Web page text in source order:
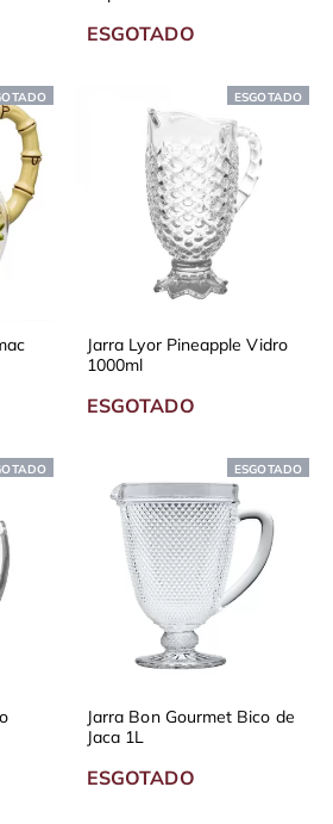
ESGOTADO
ESGOTADO
Jarra Lyor Pineapple Vidro
1000ml
ESGOTADO
ESGOTADO
Jarra Bon Gourmet Bico de
Jaca 1L
ESGOTADO